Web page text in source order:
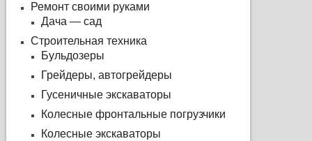
Ремонт своими руками
Дача — сад
Строительная техника
Бульдозеры
Грейдеры, автогрейдеры
Гусеничные экскаваторы
Колесные фронтальные погрузчики
Колесные экскаваторы